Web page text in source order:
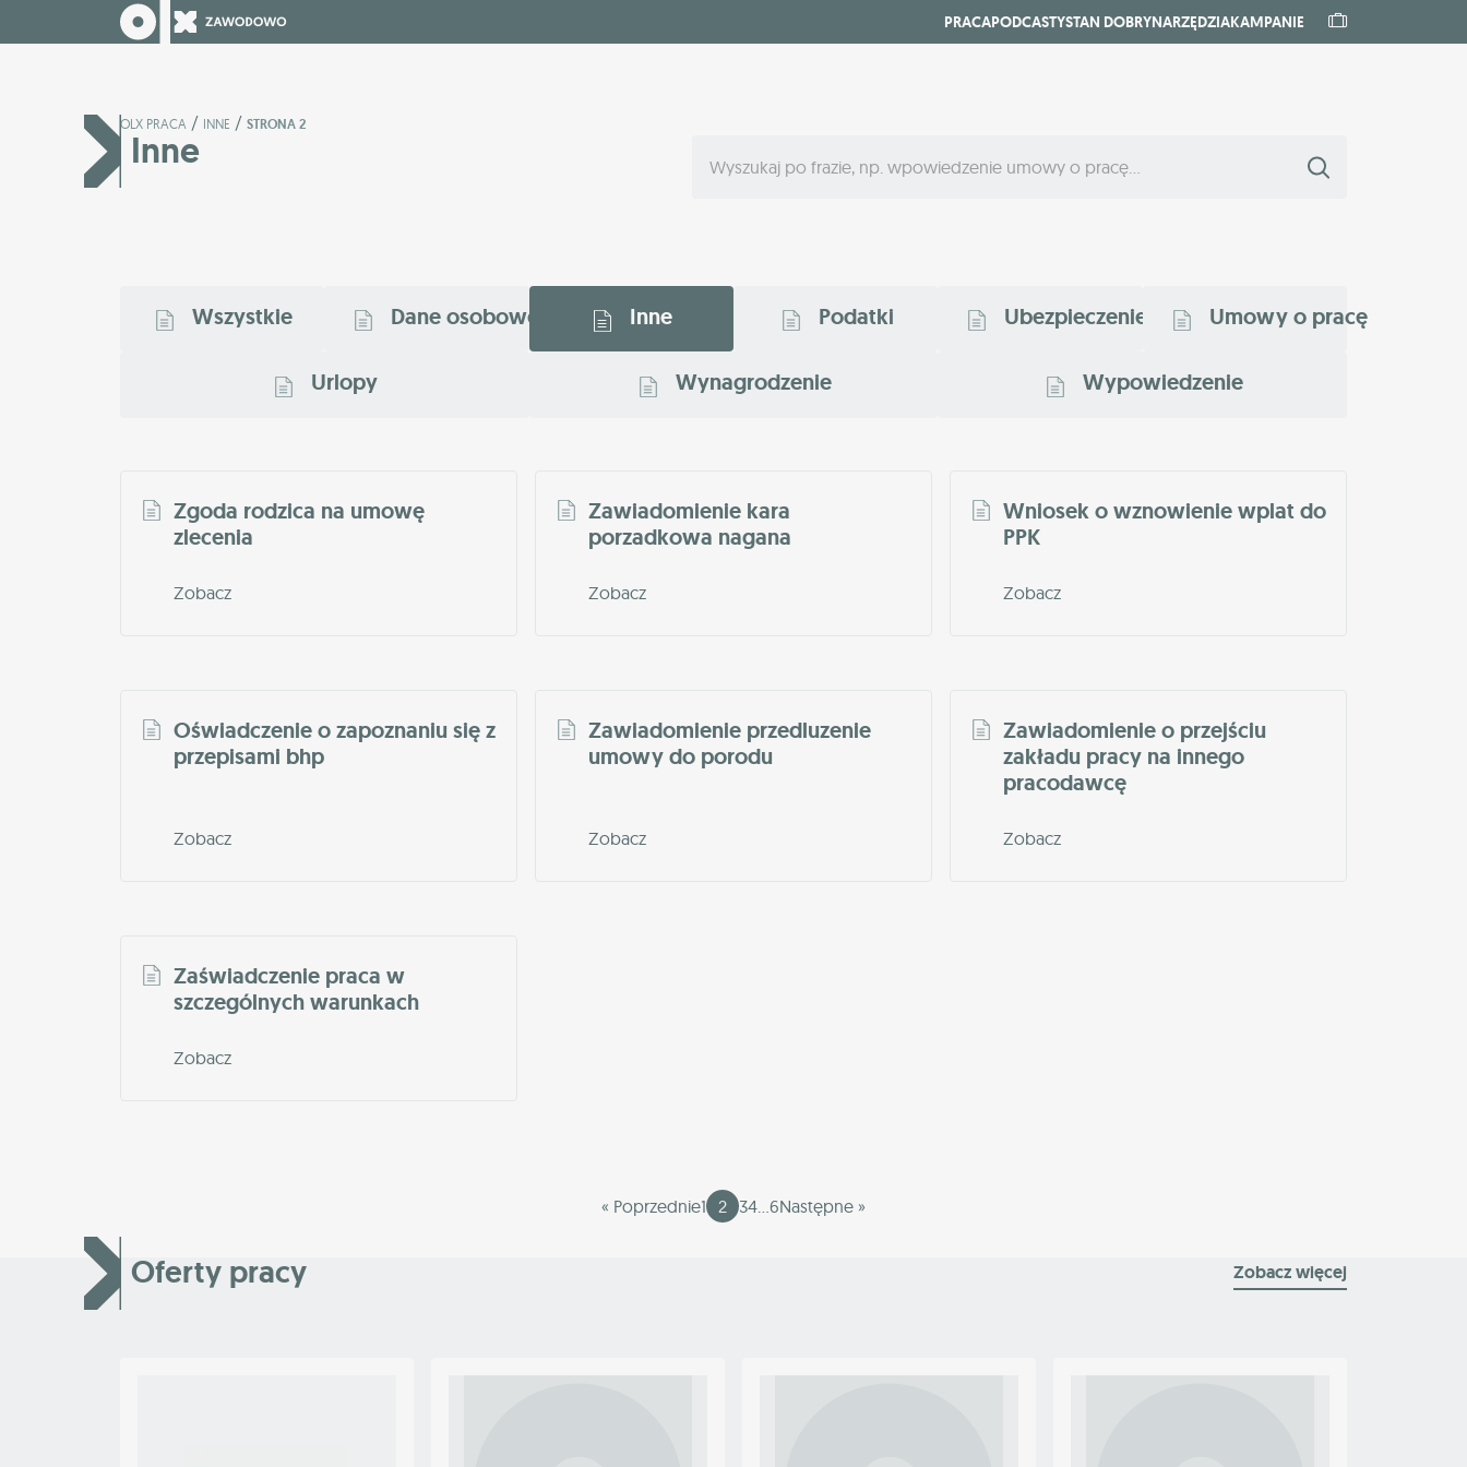
PRACAPODCASTYSTAN DOBRYNARZĘDZIAKAMPANIE
OLX PRACA / INNE / STRONA 2
Inne
Wszystkie Dane osobowe Inne Podatki Ubezpieczenie Umowy o pracę
Urlopy Wynagrodzenie Wypowiedzenie
Zgoda rodzica na umowę
zlecenia
Zobacz
Zawiadomienie kara
porzadkowa nagana
Zobacz
Wniosek o wznowienie wplat do
PPK
Zobacz
Oświadczenie o zapoznaniu się z
przepisami bhp
Zobacz
Zawiadomienie przedluzenie
umowy do porodu
Zobacz
Zawiadomienie o przejściu
zakładu pracy na innego
pracodawcę
Zobacz
Zaświadczenie praca w
szczególnych warunkach
Zobacz
« Poprzednie1 2 34 6Następne »
Oferty pracy Zobacz więcej